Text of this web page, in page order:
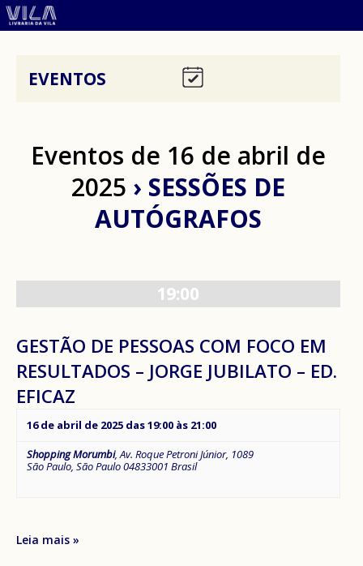
EVENTOS
Eventos de 16 de abril de
2025 › SESSÕES DE
AUTÓGRAFOS
19:00
GESTÃO DE PESSOAS COM FOCO EM
RESULTADOS – JORGE JUBILATO – ED.
EFICAZ
16 de abril de 2025 das 19:00 às 21:00
Shopping Morumbi,Av. Roque Petroni Júnior, 1089
São Paulo, São Paulo04833001 Brasil
Leia mais »